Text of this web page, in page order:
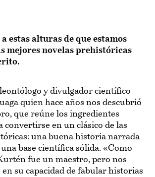
estas alturas de que estamos
mejores novelas prehistóricas
y divulgador científico
quien hace años nos descubrió
que reúne los ingredientes
convertirse en un clásico de las
una buena historia narrada
base científica sólida. «Como
fue un maestro, pero nos
en su capacidad de fabular historias